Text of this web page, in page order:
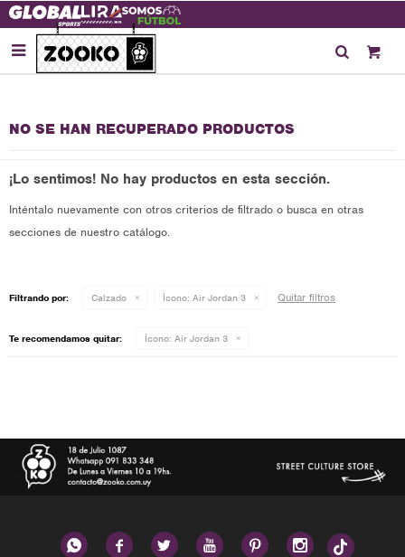

NO SE HAN RECUPERADO PRODUCTOS
¡Lo sentimos! No hay productos en esta sección.
Inténtalo nuevamente con otros criterios de filtrado o busca en otras
secciones de nuestro catálogo.
Filtrando por: Calzado Ícono: Air Jordan 3 Quitar filtros
Te recomendamos quitar: Ícono: Air Jordan 3
     